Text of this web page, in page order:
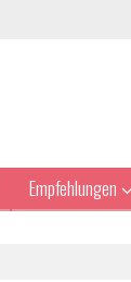
Empfehlungen